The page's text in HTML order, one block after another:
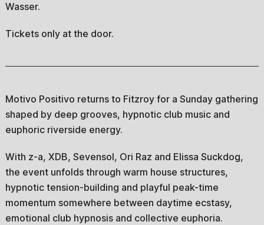
Wasser.
Tickets only at the door.
Motivo Positivo returns to Fitzroy for a Sunday gathering
shaped by deep grooves, hypnotic club music and
euphoric riverside energy.
With z-a, XDB, Sevensol, Ori Raz and Elissa Suckdog,
the event unfolds through warm house structures,
hypnotic tension-building and playful peak-time
momentum somewhere between daytime ecstasy,
emotional club hypnosis and collective euphoria.